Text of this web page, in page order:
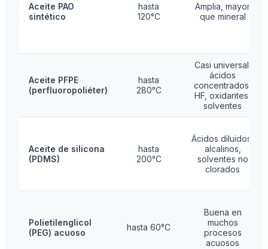
Aceite PAO
sintético
hasta
120°C
Amplia, mayor
que mineral
Aceite PFPE
(perfluoropoliéter)
hasta
280°C
Casi universal:
ácidos
concentrados,
HF, oxidantes,
solventes
Aceite de silicona
(PDMS)
hasta
200°C
Ácidos diluidos,
alcalinos,
solventes no
clorados
Polietilenglicol
(PEG) acuoso
hasta 60°C
Buena en
muchos
procesos
acuosos